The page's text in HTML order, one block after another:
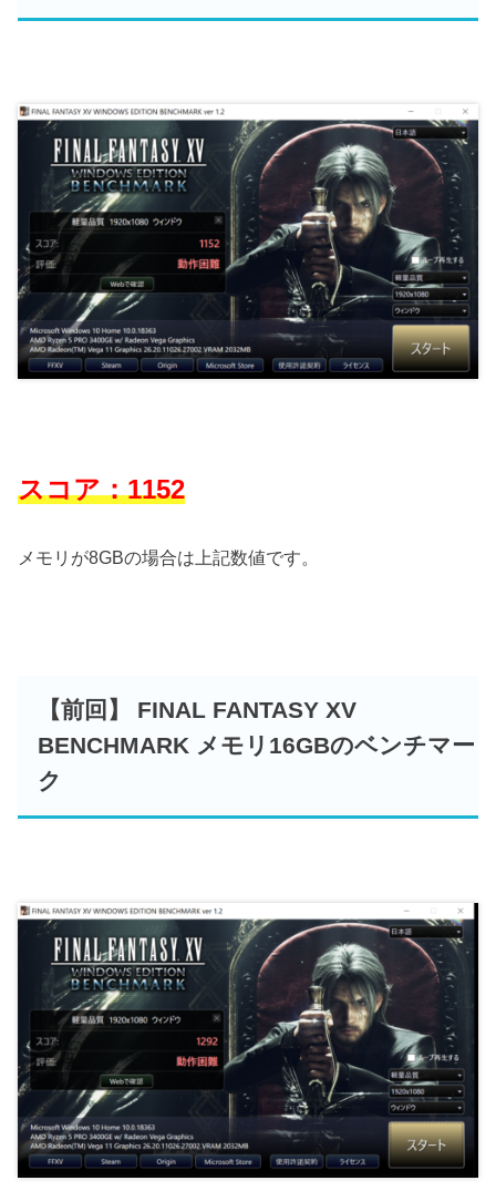
スコア：1152
メモリが8GBの場合は上記数値です。
【前回】 FINAL FANTASY XV
BENCHMARK メモリ16GBのベンチマー
ク